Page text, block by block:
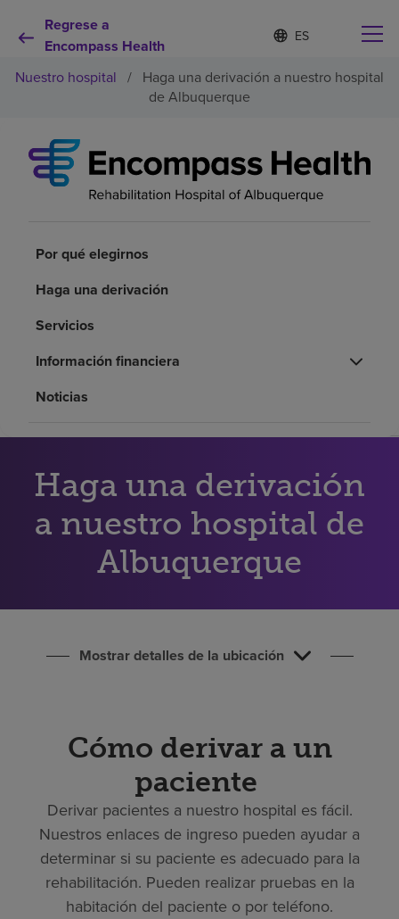
Regrese a
Encompass Health
Lista
de
contraída
d
o
e
c
Por qué debe elegirnos
Servicios de rehabilitación
Pacientes y cuidadores
Acerca de nosotros
Inversores
Nuestro hospital / Haga una derivación a nuestro hospital
de Albuquerque
Por qué elegirnos
Haga una derivación
Servicios
Información financiera
Noticias
Haga una derivación
a nuestro hospital de
Albuquerque
Mostrar detalles de la ubicación
Cómo derivar a un
paciente
Derivar pacientes a nuestro hospital es fácil.
Nuestros enlaces de ingreso pueden ayudar a
determinar si su paciente es adecuado para la
rehabilitación. Pueden realizar pruebas en la
habitación del paciente o por teléfono.